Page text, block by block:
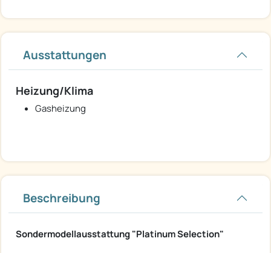
Ausstattungen
Heizung/Klima
Gasheizung
Beschreibung
Sondermodellausstattung "Platinum Selection"